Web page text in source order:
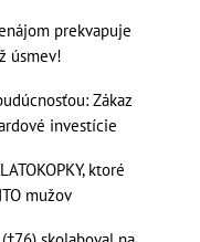
prekvapuje
úsmev!
Zákaz
investície
ktoré
mužov